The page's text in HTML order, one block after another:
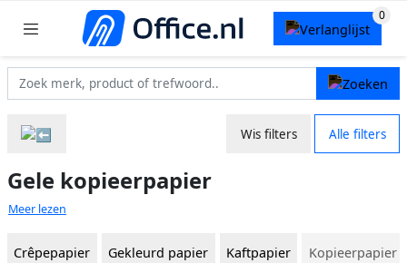
Wis filters Alle filters
Gele kopieerpapier
Meer lezen
Crêpepapier Gekleurd papier Kaftpapier Kopieerpapier